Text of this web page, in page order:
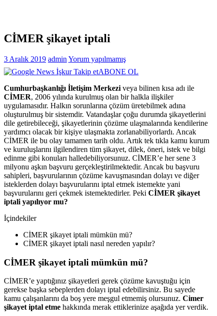
CİMER şikayet iptali
3 Aralık 2019 admin Yorum yapılmamış
ABONE OL
Cumhurbaşkanlığı İletişim Merkezi veya bilinen kısa adı ile
CİMER, 2006 yılında kurulmuş olan bir halkla ilişkiler
uygulamasıdır. Halkın sorunlarına çözüm üretebilmek adına
oluşturulmuş bir sistemdir. Vatandaşlar çoğu durumda şikayetlerini
dile getirebileceği, şikayetlerinin çözüme ulaşmalarında kendilerine
yardımcı olacak bir kişiye ulaşmakta zorlanabiliyorlardı. Ancak
CİMER ile bu olay tamamen tarih oldu. Artık tek tıkla kamu kurum
ve kuruluşlarını ilgilendiren tüm şikayet, dilek, öneri, istek ve bilgi
edinme gibi konuları halledebiliyorsunuz. CİMER’e her sene 3
milyonu aşkın başvuru gerçekleştirilmektedir. Ancak bu başvuru
sahipleri, başvurularının çözüme kavuşmasından dolayı ve diğer
isteklerden dolayı başvurularını iptal etmek istemekte yani
başvurularını geri çekmek istemektedirler. Peki CİMER şikayet
iptali yapılıyor mu?
İçindekiler
CİMER şikayet iptali mümkün mü?
CİMER şikayet iptali nasıl nereden yapılır?
CİMER şikayet iptali mümkün mü?
CİMER’e yaptığınız şikayetleri gerek çözüme kavuştuğu için
gerekse başka sebeplerden dolayı iptal edebilirsiniz. Bu sayede
kamu çalışanlarını da boş yere meşgul etmemiş olursunuz. Cimer
şikayet iptal etme hakkında merak ettiklerinize aşağıda yer verdik.